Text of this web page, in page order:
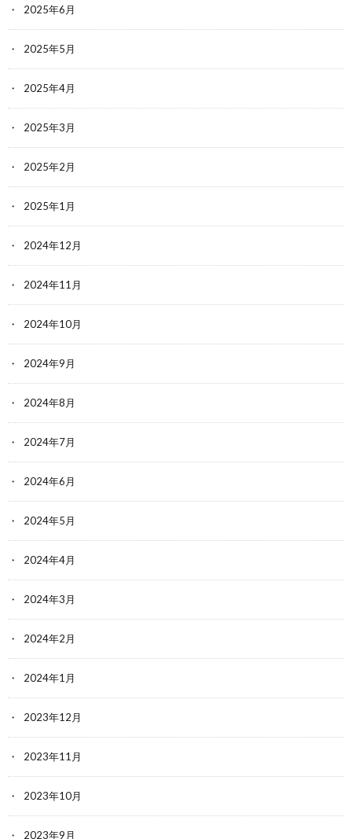
2025年6月
2025年5月
2025年4月
2025年3月
2025年2月
2025年1月
2024年12月
2024年11月
2024年10月
2024年9月
2024年8月
2024年7月
2024年6月
2024年5月
2024年4月
2024年3月
2024年2月
2024年1月
2023年12月
2023年11月
2023年10月
2023年9月